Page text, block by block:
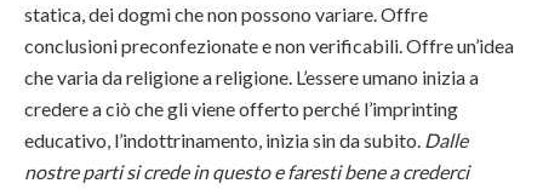
statica, dei dogmi che non possono variare. Offre
conclusioni preconfezionate e non verificabili. Offre un’idea
che varia da religione a religione. L’essere umano inizia a
credere a ciò che gli viene offerto perché l’imprinting
educativo, l’indottrinamento, inizia sin da subito. Dalle
nostre parti si crede in questo e faresti bene a crederci